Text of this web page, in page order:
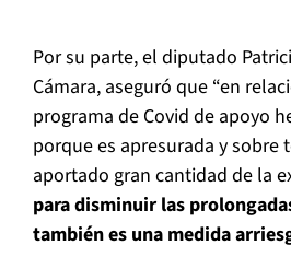
Por su parte, el diputado
Cámara, aseguró que “en
programa de Covid de apoyo
porque es apresurada y
aportado gran cantidad de la
para disminuir las
también es una medida